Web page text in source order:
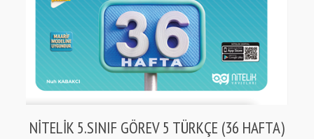
NİTELİK 5.SINIF GÖREV 5 TÜRKÇE (36 HAFTA)